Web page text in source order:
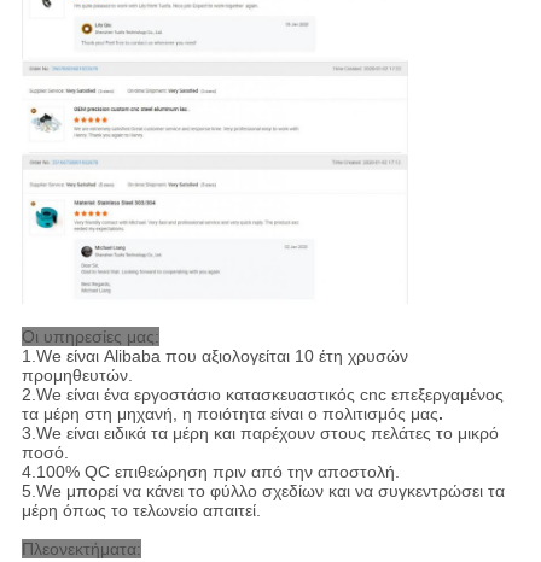
Οι υπηρεσίες μας:
1.We είναι Alibaba που αξιολογείται 10 έτη χρυσών
προμηθευτών.
2.We είναι ένα εργοστάσιο κατασκευαστικός cnc επεξεργαμένος
τα μέρη στη μηχανή, η ποιότητα είναι ο πολιτισμός μας.
3.We είναι ειδικά τα μέρη και παρέχουν στους πελάτες το μικρό
ποσό.
4.100% QC επιθεώρηση πριν από την αποστολή.
5.We μπορεί να κάνει το φύλλο σχεδίων και να συγκεντρώσει τα
μέρη όπως το τελωνείο απαιτεί.
Πλεονεκτήματα: